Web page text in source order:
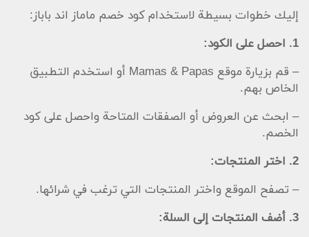
إليك خطوات بسيطة لاستخدام كود خصم ماماز اند باباز:
1. احصل على الكود:
– قم بزيارة موقع Mamas & Papas أو استخدم التطبيق
الخاص بهم.
– ابحث عن العروض أو الصفقات المتاحة واحصل على كود
الخصم.
2. اختر المنتجات:
– تصفح الموقع واختر المنتجات التي ترغب في شرائها.
3. أضف المنتجات إلى السلة: